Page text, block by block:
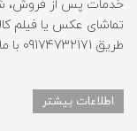
خدمات پس از فروش،
تماشای عکس یا فیلم
طریق 09174732171 با ما در تماس باشید).
اطلاعات بیشتر